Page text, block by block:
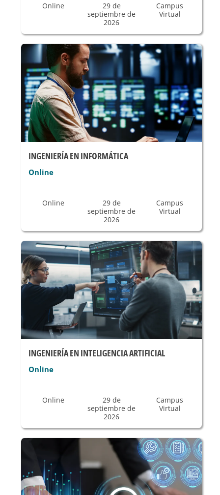
Online
29 de
septiembre de
2026
Campus
Virtual
INGENIERÍA EN INFORMÁTICA
Online
Online
29 de
septiembre de
2026
Campus
Virtual
INGENIERÍA EN INTELIGENCIA ARTIFICIAL
Online
Online
29 de
septiembre de
2026
Campus
Virtual